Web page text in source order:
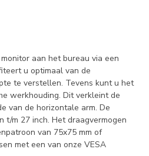
aan het bureau via een
u optimaal van de
te verstellen. Tevens kunt u het
werkhouding. Dit verkleint de
van de horizontale arm. De
t/m 27 inch. Het draagvermogen
van 75x75 mm of
met een van onze VESA